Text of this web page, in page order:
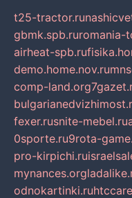
t25-tractor.ru
gbmk.spb.ruromania-
airheat-spb.ru
demo.home.nov.ru
comp-land.org
fexer.rusnite-mebel.ru
0sporte.ru9rota-
pro-kirpichi.ru
mynances.org
odnokartinki.ru